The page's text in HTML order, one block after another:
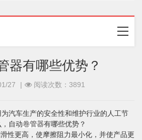
器有哪些优势？
27 | 阅读次数：3891
为汽车生产的安全性和维护行业的人工节
自动卷管器有哪些优势？
性更高，使摩擦阻力最小化，并使产品更